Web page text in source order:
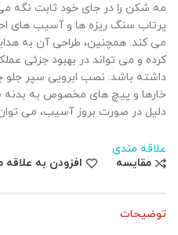
مه شکن را در جای خود ثابت نگه می
پرتاب سنگ ریزه ها و آسیب های
می کند. همچنین، طراحی آن به
کرده و می تواند در بهبود جزئی
خارها و پیچ های مخصوص به
دلیل در صورت بروز آسیب، می
علاقه مندی
مقایسه
افزودن به علاقه
توضیحات